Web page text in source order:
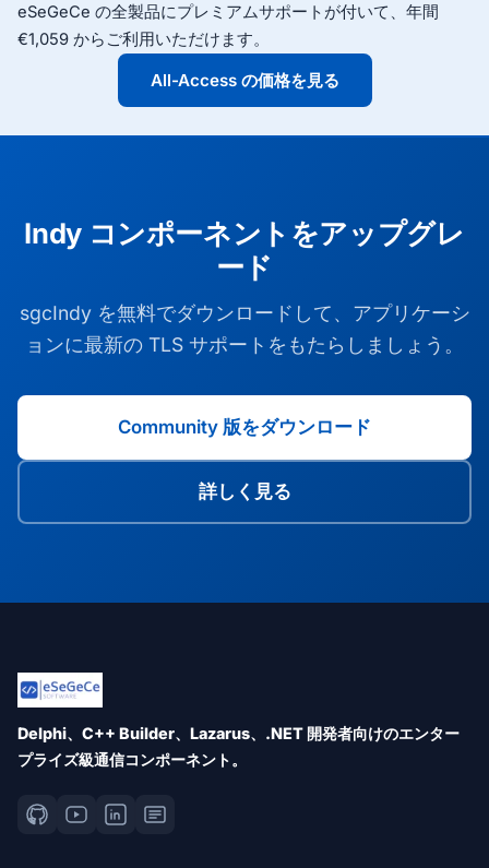
eSeGeCe の全製品にプレミアムサポートが付いて、年間
€1,059 からご利用いただけます。
All-Access の価格を見る
Indy コンポーネントをアップグレ
ード
sgcIndy を無料でダウンロードして、アプリケーシ
ョンに最新の TLS サポートをもたらしましょう。
Community 版をダウンロード
詳しく見る
Delphi、C++ Builder、Lazarus、.NET 開発者向けのエンター
プライズ級通信コンポーネント。